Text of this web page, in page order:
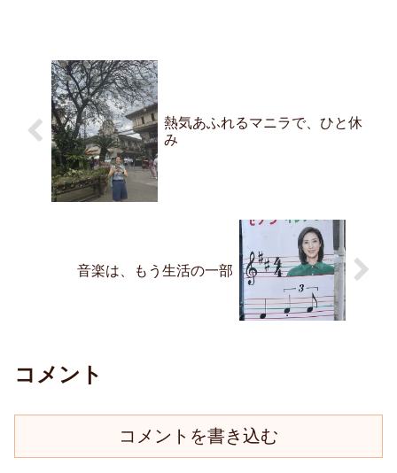
熱気あふれるマニラで、ひと休
み
音楽は、もう生活の一部
コメント
コメントを書き込む